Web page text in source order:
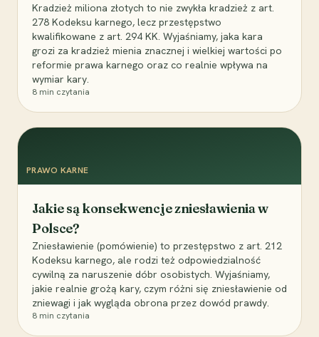
Kradzież miliona złotych to nie zwykła kradzież z art.
278 Kodeksu karnego, lecz przestępstwo
kwalifikowane z art. 294 KK. Wyjaśniamy, jaka kara
grozi za kradzież mienia znacznej i wielkiej wartości po
reformie prawa karnego oraz co realnie wpływa na
wymiar kary.
8 min czytania
PRAWO KARNE
Jakie są konsekwencje zniesławienia w
Polsce?
Zniesławienie (pomówienie) to przestępstwo z art. 212
Kodeksu karnego, ale rodzi też odpowiedzialność
cywilną za naruszenie dóbr osobistych. Wyjaśniamy,
jakie realnie grożą kary, czym różni się zniesławienie od
zniewagi i jak wygląda obrona przez dowód prawdy.
8 min czytania